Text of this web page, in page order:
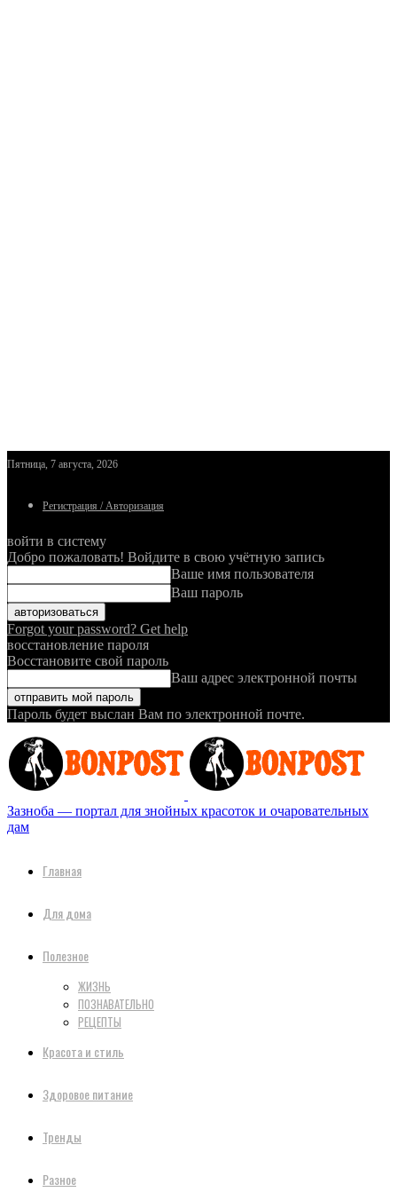
Пятница, 7 августа, 2026
Регистрация / Авторизация
войти в систему
Добро пожаловать! Войдите в свою учётную запись
Ваше имя пользователя
Ваш пароль
Forgot your password? Get help
восстановление пароля
Восстановите свой пароль
Ваш адрес электронной почты
Пароль будет выслан Вам по электронной почте.
Зазноба — портал для знойных красоток и очаровательных
дам
Главная
Для дома
Полезное
ЖИЗНЬ
ПОЗНАВАТЕЛЬНО
РЕЦЕПТЫ
Красота и стиль
Здоровое питание
Тренды
Разное